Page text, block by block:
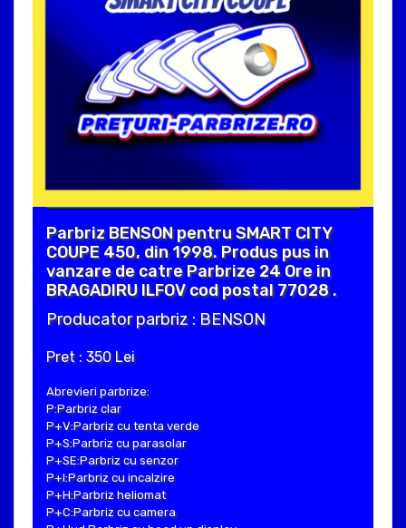
Parbriz BENSON pentru SMART CITY
COUPE 450, din 1998. Produs pus in
vanzare de catre Parbrize 24 Ore in
BRAGADIRU ILFOV cod postal 77028 .
Producator parbriz : BENSON
Pret : 350 Lei
Abrevieri parbrize:
P:Parbriz clar
P+V:Parbriz cu tenta verde
P+S:Parbriz cu parasolar
P+SE:Parbriz cu senzor
P+I:Parbriz cu incalzire
P+H:Parbriz heliomat
P+C:Parbriz cu camera